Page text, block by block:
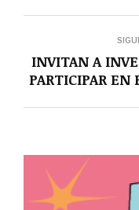
INVITAN A
PARTICIPAR EN